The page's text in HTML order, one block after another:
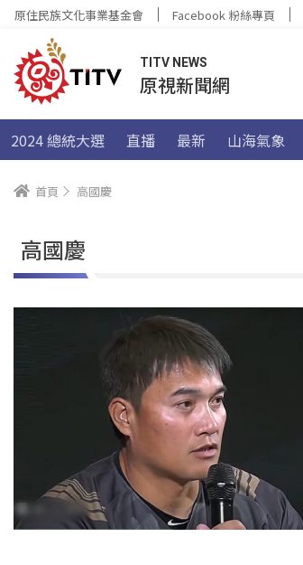
原住民族文化事業基金會 Facebook 粉絲專頁
TITV NEWS
原視新聞網
2024 總統大選 直播 最新 山海氣象
首頁 高國慶
高國慶